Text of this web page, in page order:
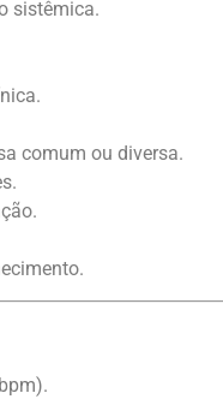
sistêmica.
comum ou diversa.